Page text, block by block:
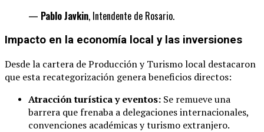
— Pablo Javkin, Intendente de Rosario.
Impacto en la economía local y las inversiones
Desde la cartera de Producción y Turismo local destacaron
que esta recategorización genera beneficios directos:
Atracción turística y eventos: Se remueve una
barrera que frenaba a delegaciones internacionales,
convenciones académicas y turismo extranjero.